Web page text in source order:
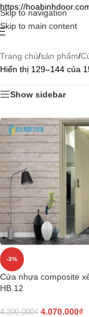
https://
Skip to navigation
Skip to main content
Trang chủ/sản phẩm/
Hiển thị 129–144 của
Show sidebar
-3%
Cửa nhựa composite
HB.12
4.200.000₫ 4.070.000₫